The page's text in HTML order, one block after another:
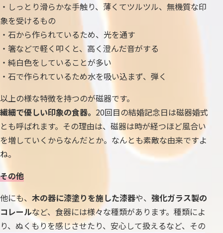
・しっとり滑らかな手触り、薄くてツルツル、無機質な印
象を受けるもの
・石から作られているため、光を通す
・箸などで軽く叩くと、高く澄んだ音がする
・純白色をしていることが多い
・石で作られているため水を吸い込まず、弾く
以上の様な特徴を持つのが磁器です。
繊細で優しい印象の食器。 20回目の結婚記念日は磁器婚式
とも呼ばれます。その理由は、磁器は時が経つほど風合い
を増していくからなんだとか。なんとも素敵な由来ですよ
ね。
その他
他にも、 木の器に漆塗りを施した漆器や、 強化ガラス製の
コレールなど、食器には様々な種類があります。種類によ
り、ぬくもりを感じさせたり、安心して扱えるなど、その